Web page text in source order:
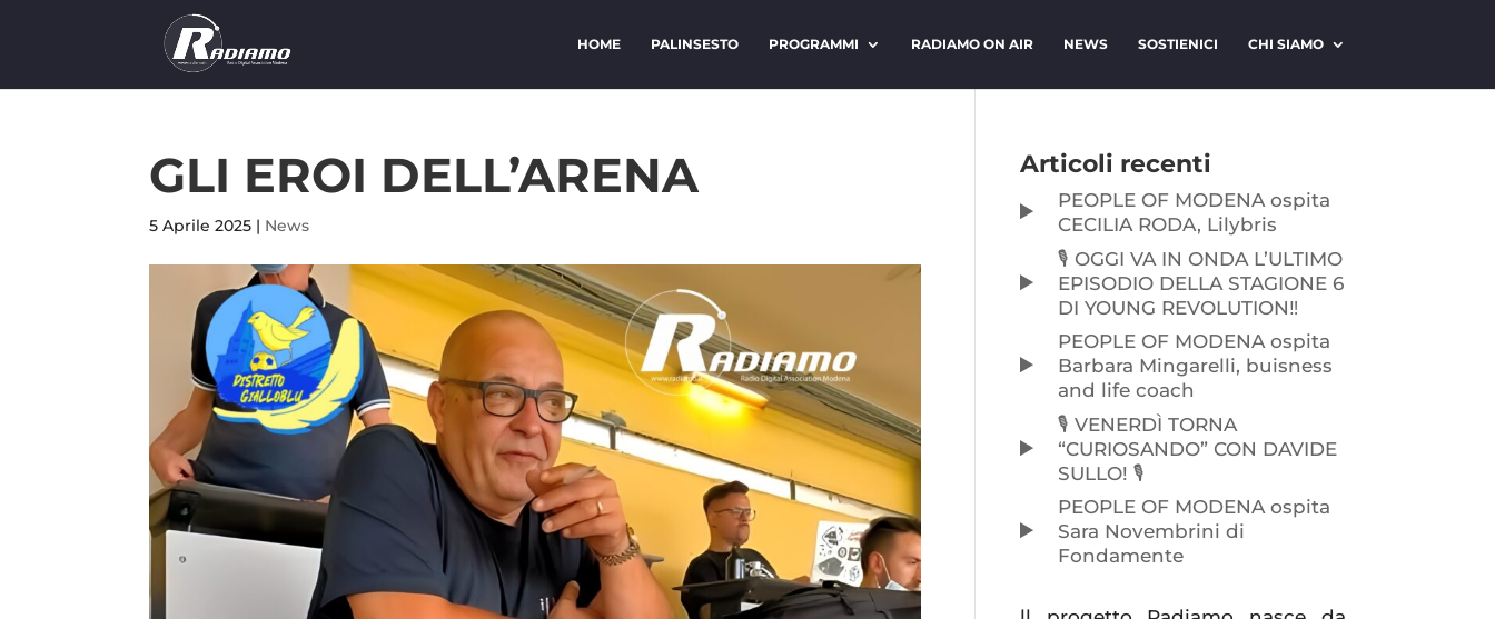
HOME PALINSESTO PROGRAMMI RADIAMO ON AIR NEWS SOSTIENICI CHI SIAMO
GLI EROI DELL’ARENA
5 Aprile 2025 | News
Articoli recenti
PEOPLE OF MODENA ospita
CECILIA RODA, Lilybris
🎙️ OGGI VA IN ONDA L’ULTIMO
EPISODIO DELLA STAGIONE 6
DI YOUNG REVOLUTION‼️
PEOPLE OF MODENA ospita
Barbara Mingarelli, buisness
and life coach
🎙️ VENERDÌ TORNA
“CURIOSANDO” CON DAVIDE
SULLO! 🎙️
PEOPLE OF MODENA ospita
Sara Novembrini di
Fondamente